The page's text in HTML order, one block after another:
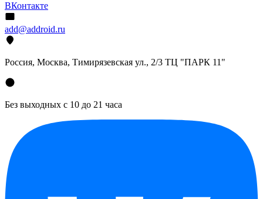
ВКонтакте
add@addroid.ru
Россия, Москва, Тимирязевская ул., 2/3 ТЦ "ПАРК 11"
Без выходных с 10 до 21 часа